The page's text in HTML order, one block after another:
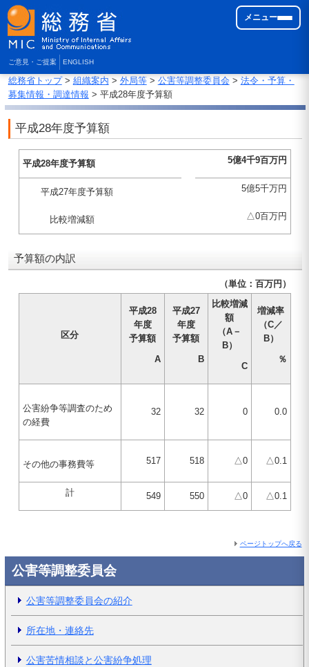
ご意見・ご提案 ENGLISH
メニュー
総務省トップ> 組織案内 > 外局等> 公害等調整委員会 > 法令・予算・
募集情報・調達情報 > 平成28年度予算額
平成28年度予算額
平成28年度予算額 5億4千9百万円
平成27年度予算額 5億5千万円
比較増減額 △0百万円
予算額の内訳
（単位：百万円）
区分
平成28
年度
予算額
A
平成27
年度
予算額
B
比較増減
額
（A－
B）
C
増減率
（C／
B）
％
公害紛争等調査のため
の経費
32 32 0 0.0
その他の事務費等 517 518 △0 △0.1
計 549 550 △0 △0.1
ページトップへ戻る
公害等調整委員会
公害等調整委員会の紹介
所在地・連絡先
公害苦情相談と公害紛争処理